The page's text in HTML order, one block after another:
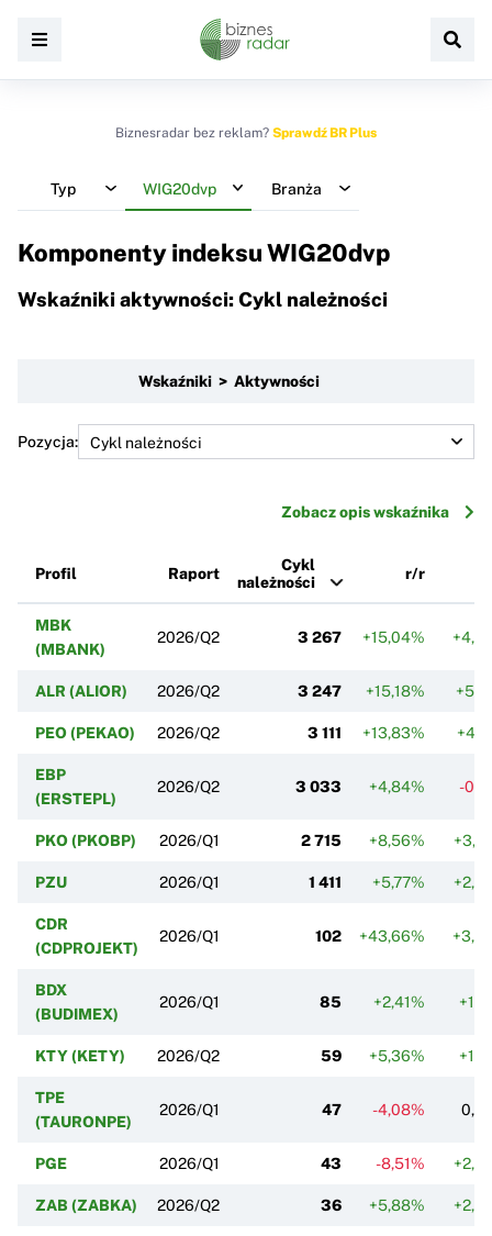
Biznesradar bez reklam? Sprawdź BR Plus
Typ WIG20dvp Branża
Komponenty indeksuWIG20dvp
Wskaźniki aktywności: Cykl należności
Wskaźniki > Aktywności
Pozycja:
Zobacz opis wskaźnika
Profil Raport
Cykl
należności
r/r
MBK
(MBANK)
2026/Q2 3 267 +15,04%
ALR (ALIOR) 2026/Q2 3 247 +15,18%
PEO (PEKAO) 2026/Q2 3 111 +13,83%
EBP
(ERSTEPL)
2026/Q2 3 033 +4,84% -
PKO (PKOBP) 2026/Q1 2 715 +8,56%
PZU 2026/Q1 1 411 +5,77%
CDR
(CDPROJEKT)
2026/Q1 102 +43,66%
BDX
(BUDIMEX)
2026/Q1 85 +2,41%
KTY (KETY) 2026/Q2 59 +5,36%
TPE
(TAURONPE)
2026/Q1 47 -4,08%
PGE 2026/Q1 43 -8,51%
ZAB (ZABKA) 2026/Q2 36 +5,88%